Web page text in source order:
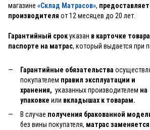
магазине «Склад Матрасов»,
производителя от 12 месяцев до 20 лет.
Гарантийный срокуказан в карточке
паспорте на матрас, который выдается при
Гарантийные обязательства
покупателем правил эксплуатации и
хранения, указанных производителем на
упаковке или вкладышах к товарам.
В случае получения бракованной
без вины покупателя, матрас заменяется